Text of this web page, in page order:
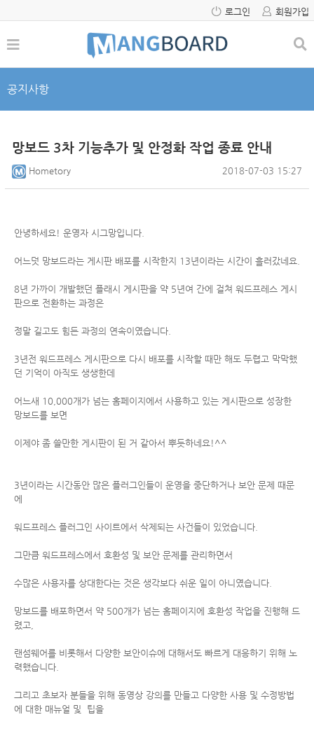
로그인 회원가입
공지사항
망보드 3차 기능추가 및 안정화 작업 종료 안내
Hometory 2018-07-03 15:27
안녕하세요! 운영자 시그망입니다.
어느덧 망보드라는 게시판 배포를 시작한지 13년이라는 시간이 흘러갔네요.
8년 가까이 개발했던 플래시 게시판을 약 5년여 간에 걸쳐 워드프레스 게시
판으로 전환하는 과정은
정말 길고도 힘든 과정의 연속이였습니다.
3년전 워드프레스 게시판으로 다시 배포를 시작할 때만 해도 두렵고 막막했
던 기억이 아직도 생생한데
어느새 10,000개가 넘는 홈페이지에서 사용하고 있는 게시판으로 성장한
망보드를 보면
이제야 좀 쓸만한 게시판이 된 거 같아서 뿌듯하네요!^^
3년이라는 시간동안 많은 플러그인들이 운영을 중단하거나 보안 문제 때문
에
워드프레스 플러그인 사이트에서 삭제되는 사건들이 있었습니다.
그만큼 워드프레스에서 호환성 및 보안 문제를 관리하면서
수많은 사용자를 상대한다는 것은 생각보다 쉬운 일이 아니였습니다.
망보드를 배포하면서 약 500개가 넘는 홈페이지에 호환성 작업을 진행해 드
렸고,
랜섬웨어를 비롯해서 다양한 보안이슈에 대해서도 빠르게 대응하기 위해 노
력했습니다.
그리고 초보자 분들을 위해 동영상 강의를 만들고 다양한 사용 및 수정방법
에 대한 매뉴얼 및 팁을